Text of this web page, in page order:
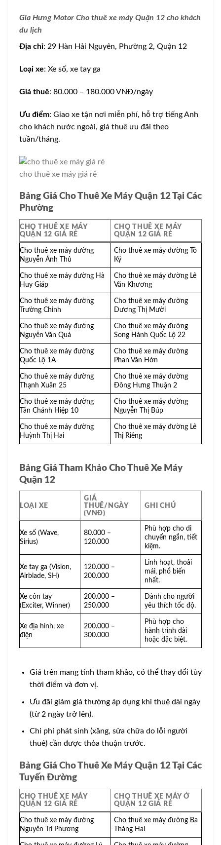
Gia Hưng Motor Cho thuê xe máy Quận 12 cho khách
du lịch
Địa chỉ: 29 Hàn Hải Nguyên, Phường 2, Quận 12
Loại xe: Xe số, xe tay ga
Giá thuê: 80.000 – 180.000 VNĐ/ngày
Ưu điểm: Giao xe tận nơi miễn phí, hỗ trợ tiếng Anh
cho khách nước ngoài, giá thuê ưu đãi theo
tuần/tháng.
cho thuê xe máy giá rẻ
Bảng Giá Cho Thuê Xe Máy Quận 12 Tại Các
Phường
CHO THUÊ XE MÁY
QUẬN 12 GIÁ RẺ
CHO THUÊ XE MÁY
QUẬN 12 GIÁ RẺ
Cho thuê xe máy đường
Nguyễn Ảnh Thủ
Cho thuê xe máy đường Tô
Ký
Cho thuê xe máy đường Hà
Huy Giáp
Cho thuê xe máy đường Lê
Văn Khương
Cho thuê xe máy đường
Trường Chinh
Cho thuê xe máy đường
Dương Thị Mười
Cho thuê xe máy đường
Nguyễn Văn Quá
Cho thuê xe máy đường
Song Hành Quốc Lộ 22
Cho thuê xe máy đường
Quốc Lộ 1A
Cho thuê xe máy đường
Phan Văn Hớn
Cho thuê xe máy đường
Thạnh Xuân 25
Cho thuê xe máy đường
Đông Hưng Thuận 2
Cho thuê xe máy đường
Tân Chánh Hiệp 10
Cho thuê xe máy đường
Nguyễn Thị Búp
Cho thuê xe máy đường
Huỳnh Thị Hai
Cho thuê xe máy đường Lê
Thị Riêng
Bảng Giá Tham Khảo Cho Thuê Xe Máy
Quận 12
LOẠI XE
GIÁ
THUÊ/NGÀY
(VNĐ)
GHI CHÚ
Xe số (Wave,
Sirius)
80.000 –
120.000
Phù hợp cho di
chuyển ngắn, tiết
kiệm.
Xe tay ga (Vision,
Airblade, SH)
120.000 –
200.000
Linh hoạt, thoải
mái, phổ biến
nhất.
Xe côn tay
(Exciter, Winner)
200.000 –
250.000
Dành cho người
yêu thích tốc độ.
Xe địa hình, xe
điện
200.000 –
300.000
Phù hợp cho
hành trình dài
hoặc đặc biệt.
Giá trên mang tính tham khảo, có thể thay đổi tùy
thời điểm và đơn vị.
Ưu đãi giảm giá thường áp dụng khi thuê dài ngày
(từ 2 ngày trở lên).
Chi phí phát sinh (xăng, sửa chữa do lỗi người
thuê) cần được thỏa thuận trước.
Bảng Giá Cho Thuê Xe Máy Quận 12 Tại Các
Tuyến Đường
CHO THUÊ XE MÁY
QUẬN 12 GIÁ RẺ
CHO THUÊ XE MÁY Ở
QUẬN 12 GIÁ RẺ
Cho thuê xe máy đường
Nguyễn Tri Phương
Cho thuê xe máy đường Ba
Tháng Hai